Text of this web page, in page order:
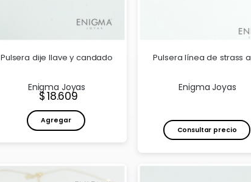
Pulsera dije llave y candado
Enigma Joyas
Precio:
18.609
Agregar
Pulsera línea de strass
Enigma Joyas
Consultar precio